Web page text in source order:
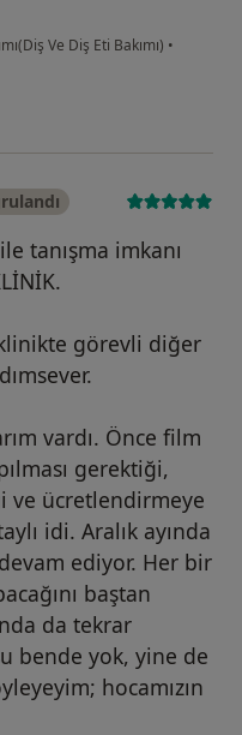
Ve Diş Eti Bakımı) •
tanışma imkanı
görevli diğer
vardı. Önce film
gerektiği,
ve ücretlendirmeye
idi. Aralık ayında
ediyor. Her bir
baştan
da tekrar
bende yok, yine de
hocamızın